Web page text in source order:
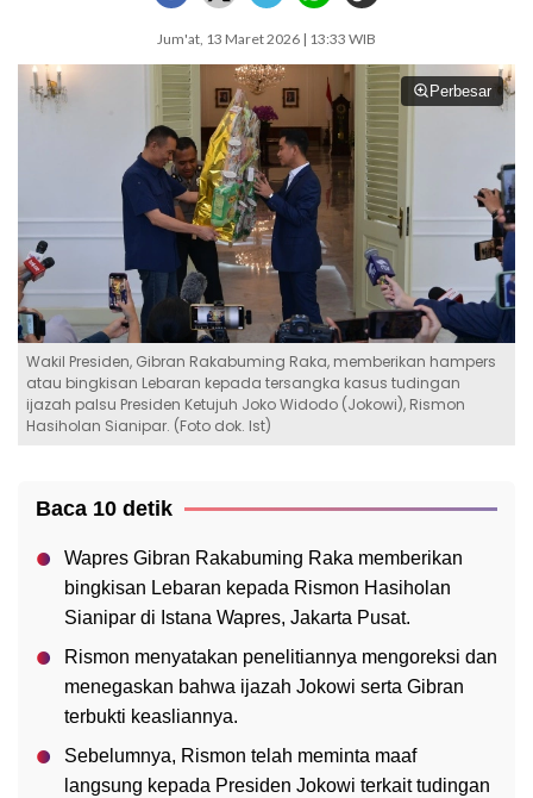
Jum'at, 13 Maret 2026 | 13:33 WIB
Perbesar
Wakil Presiden, Gibran Rakabuming Raka, memberikan hampers
atau bingkisan Lebaran kepada tersangka kasus tudingan
ijazah palsu Presiden Ketujuh Joko Widodo (Jokowi), Rismon
Hasiholan Sianipar. (Foto dok. Ist)
Baca 10 detik
Wapres Gibran Rakabuming Raka memberikan
bingkisan Lebaran kepada Rismon Hasiholan
Sianipar di Istana Wapres, Jakarta Pusat.
Rismon menyatakan penelitiannya mengoreksi dan
menegaskan bahwa ijazah Jokowi serta Gibran
terbukti keasliannya.
Sebelumnya, Rismon telah meminta maaf
langsung kepada Presiden Jokowi terkait tudingan